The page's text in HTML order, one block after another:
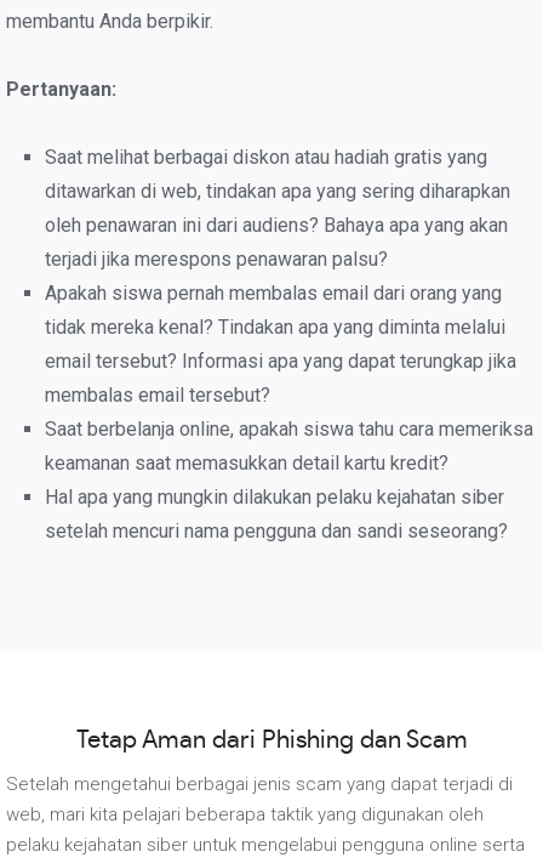
membantu Anda berpikir.
Pertanyaan:
Saat melihat berbagai diskon atau hadiah gratis yang
ditawarkan di web, tindakan apa yang sering diharapkan
oleh penawaran ini dari audiens? Bahaya apa yang akan
terjadi jika merespons penawaran palsu?
Apakah siswa pernah membalas email dari orang yang
tidak mereka kenal? Tindakan apa yang diminta melalui
email tersebut? Informasi apa yang dapat terungkap jika
membalas email tersebut?
Saat berbelanja online, apakah siswa tahu cara memeriksa
keamanan saat memasukkan detail kartu kredit?
Hal apa yang mungkin dilakukan pelaku kejahatan siber
setelah mencuri nama pengguna dan sandi seseorang?
Tetap Aman dari Phishing dan Scam
Setelah mengetahui berbagai jenis scam yang dapat terjadi di
web, mari kita pelajari beberapa taktik yang digunakan oleh
pelaku kejahatan siber untuk mengelabui pengguna online serta